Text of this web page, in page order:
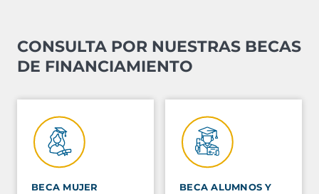
Poseergradode licenciado o estudios equivalentes y
CONSULTA POR NUESTRAS BECAS
DE FINANCIAMIENTO
BECA MUJER
BECA ALUMNOS Y